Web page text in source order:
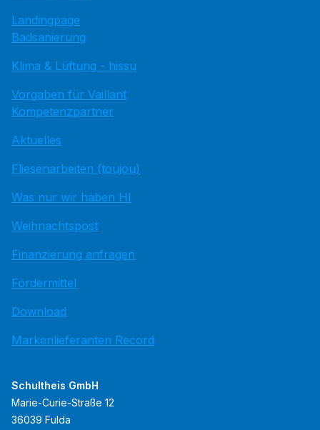
Landingpage
Badsanierung
Klima & Lüftung - hissu
Vorgaben für Vaillant
Kompetenzpartner
Aktuelles
Fliesenarbeiten (toujou)
Was nur wir haben HI
Weihnachtspost
Finanzierung anfragen
Fördermittel
Download
Markenlieferanten Record
Schultheis GmbH
Marie-Curie-Straße 12
36039 Fulda